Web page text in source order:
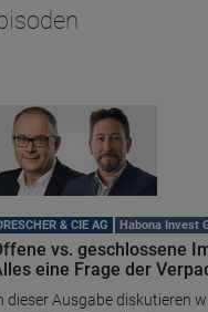
& CIE AG Habona Invest
vs. geschlossene
eine Frage der
dieser Ausgabe diskutieren